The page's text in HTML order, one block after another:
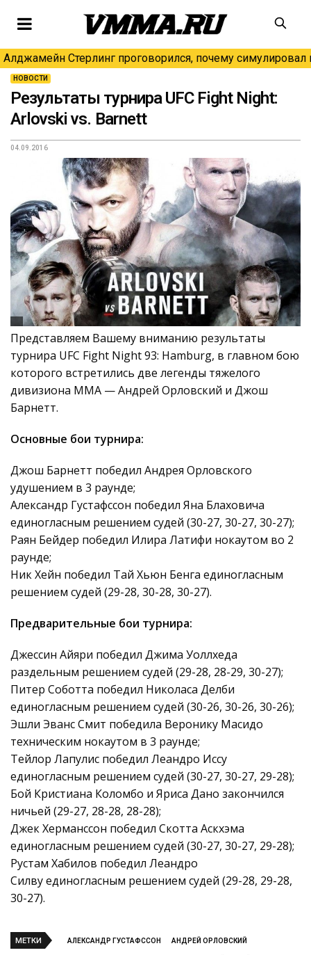
Алджамейн Стерлинг проговорился, почему симулировал
НОВОСТИ
Результаты турнира UFC Fight Night:
Arlovski vs. Barnett
04.09.2016
Представляем Вашему вниманию результаты
турнира UFC Fight Night 93: Hamburg, в главном бою
которого встретились две легенды тяжелого
дивизиона ММА — Андрей Орловский и Джош
Барнетт.
Основные бои турнира:
Джош Барнетт победил Андрея Орловского
удушением в 3 раунде;
Александр Густафссон победил Яна Блаховича
единогласным решением судей (30-27, 30-27, 30-27);
Раян Бейдер победил Илира Латифи нокаутом во 2
раунде;
Ник Хейн победил Тай Хьюн Бенга единогласным
решением судей (29-28, 30-28, 30-27).
Предварительные бои турнира:
Джессин Айяри победил Джима Уоллхеда
раздельным решением судей (29-28, 28-29, 30-27);
Питер Соботта победил Николаса Делби
единогласным решением судей (30-26, 30-26, 30-26);
Эшли Эванс Смит победила Веронику Масидо
техническим нокаутом в 3 раунде;
Тейлор Лапулис победил Леандро Иссу
единогласным решением судей (30-27, 30-27, 29-28);
Бой Кристиана Коломбо и Яриса Дано закончился
ничьей (29-27, 28-28, 28-28);
Джек Херманссон победил Скотта Аскхэма
единогласным решением судей (30-27, 30-27, 29-28);
Рустам Хабилов победил Леандро
Силву единогласным решением судей (29-28, 29-28,
30-27).
МЕТКИ АЛЕКСАНДР ГУСТАФССОН АНДРЕЙ ОРЛОВСКИЙ